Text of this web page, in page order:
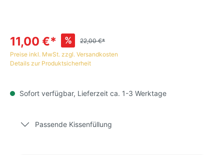
11,00 €* %
22,00 €*
Preise inkl. MwSt. zzgl. Versandkosten
Details zur Produktsicherheit
Sofort verfügbar, Lieferzeit ca. 1-3 Werktage
Passende Kissenfüllung